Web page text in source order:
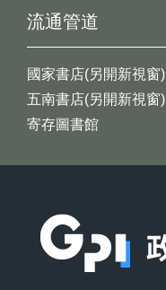
流通管道
國家書店(另開新視窗)
五南書店(另開新視窗)
寄存圖書館